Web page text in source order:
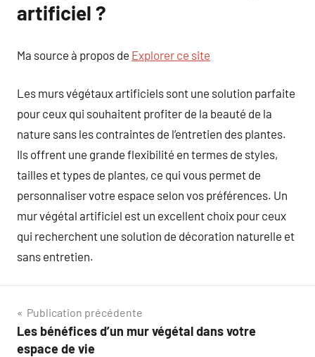
artificiel ?
Ma source à propos de Explorer ce site
Les murs végétaux artificiels sont une solution parfaite
pour ceux qui souhaitent profiter de la beauté de la
nature sans les contraintes de l’entretien des plantes.
Ils offrent une grande flexibilité en termes de styles,
tailles et types de plantes, ce qui vous permet de
personnaliser votre espace selon vos préférences. Un
mur végétal artificiel est un excellent choix pour ceux
qui recherchent une solution de décoration naturelle et
sans entretien.
Navigation
de
Publication précédente
Les bénéfices d’un mur végétal dans votre
espace de vie